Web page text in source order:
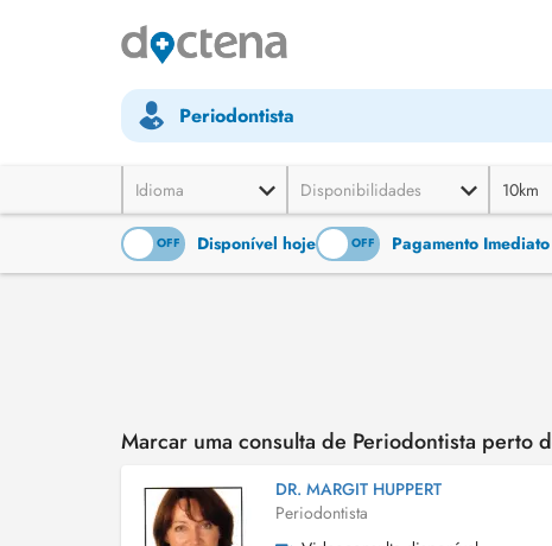
Periodontista
Idioma Disponibilidades 10km
OFF Disponível hoje
ON OFF Pagamento
Marcar uma consulta de Periodontista perto
DR. MARGIT HUPPERT
Periodontista